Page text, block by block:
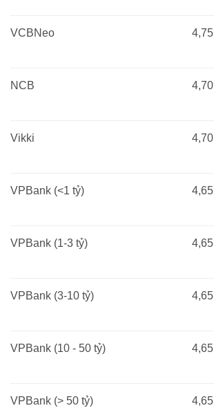
VCBNeo 4,75
NCB 4,70
Vikki 4,70
VPBank (<1 tỷ) 4,65
VPBank (1-3 tỷ) 4,65
VPBank (3-10 tỷ) 4,65
VPBank (10 - 50 tỷ) 4,65
VPBank (> 50 tỷ) 4,65